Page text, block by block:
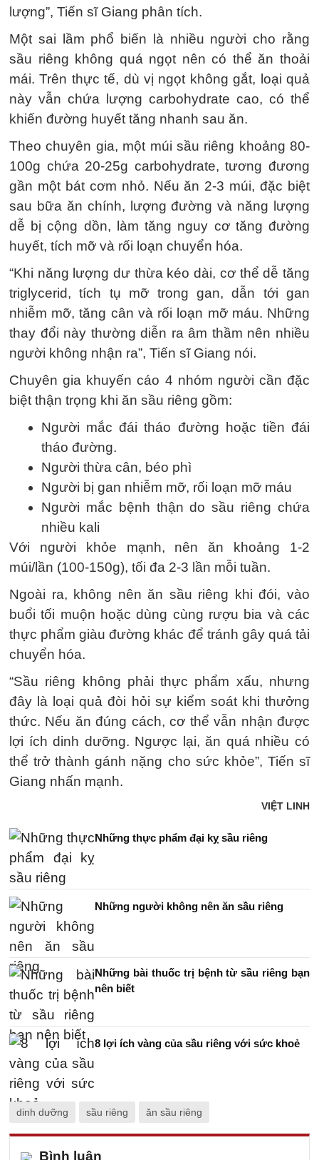
lượng”, Tiến sĩ Giang phân tích.
Một sai lầm phổ biến là nhiều người cho rằng
sầu riêng không quá ngọt nên có thể ăn thoải
mái. Trên thực tế, dù vị ngọt không gắt, loại quả
này vẫn chứa lượng carbohydrate cao, có thể
khiến đường huyết tăng nhanh sau ăn.
Theo chuyên gia, một múi sầu riêng khoảng 80-
100g chứa 20-25g carbohydrate, tương đương
gần một bát cơm nhỏ. Nếu ăn 2-3 múi, đặc biệt
sau bữa ăn chính, lượng đường và năng lượng
dễ bị cộng dồn, làm tăng nguy cơ tăng đường
huyết, tích mỡ và rối loạn chuyển hóa.
“Khi năng lượng dư thừa kéo dài, cơ thể dễ tăng
triglycerid, tích tụ mỡ trong gan, dẫn tới gan
nhiễm mỡ, tăng cân và rối loạn mỡ máu. Những
thay đổi này thường diễn ra âm thầm nên nhiều
người không nhận ra”, Tiến sĩ Giang nói.
Chuyên gia khuyến cáo 4 nhóm người cần đặc
biệt thận trọng khi ăn sầu riêng gồm:
Người mắc đái tháo đường hoặc tiền đái
tháo đường.
Người thừa cân, béo phì
Người bị gan nhiễm mỡ, rối loạn mỡ máu
Người mắc bệnh thận do sầu riêng chứa
nhiều kali
Với người khỏe mạnh, nên ăn khoảng 1-2
múi/lần (100-150g), tối đa 2-3 lần mỗi tuần.
Ngoài ra, không nên ăn sầu riêng khi đói, vào
buổi tối muộn hoặc dùng cùng rượu bia và các
thực phẩm giàu đường khác để tránh gây quá tải
chuyển hóa.
“Sầu riêng không phải thực phẩm xấu, nhưng
đây là loại quả đòi hỏi sự kiểm soát khi thưởng
thức. Nếu ăn đúng cách, cơ thể vẫn nhận được
lợi ích dinh dưỡng. Ngược lại, ăn quá nhiều có
thể trở thành gánh nặng cho sức khỏe”, Tiến sĩ
Giang nhấn mạnh.
VIỆT LINH
Những thực phẩm đại kỵ sầu riêng
Những người không nên ăn sầu riêng
Những bài thuốc trị bệnh từ sầu riêng bạn
nên biết
8 lợi ích vàng của sầu riêng với sức khoẻ
dinh dưỡng sầu riêng ăn sầu riêng
Bình luận